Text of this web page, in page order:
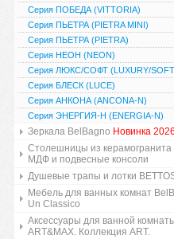
Серия ПОБЕДА (VITTORIA)
Серия ПЬЕТРА (PIETRA MINI)
Серия ПЬЕТРА (PIETRA)
Серия НЕОН (NEON)
Серия ЛЮКС/СОФТ (LUXURY/
Серия БЛЕСК (LUCE)
Серия АНКОНА (ANCONA-N)
Серия ЭНЕРГИЯ-Н (ENERGIA-N)
Зеркала BelBagno Новинка 2026
Столешницы из керамогранита
МДФ и подвесные консоли
Душевые трапы и лотки
Мебель для ванных комнат
Un Classico
Аксессуары для ванной
ART&MAX. Коллекция ART.